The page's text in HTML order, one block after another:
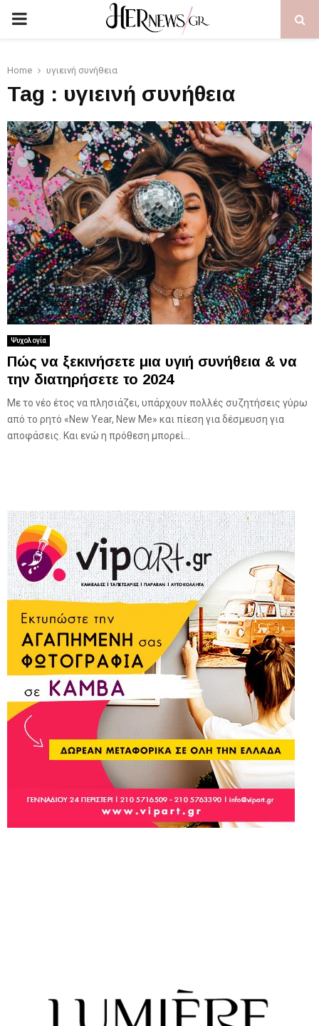
PRIMARY
Home υγιεινή συνήθεια
Tag : υγιεινή συνήθεια
Ψυχολογία
Πώς να ξεκινήσετε μια υγιή συνήθεια & να
την διατηρήσετε το 2024
Με το νέο έτος να πλησιάζει, υπάρχουν πολλές συζητήσεις γύρω
από το ρητό «New Year, New Me» και πίεση για δέσμευση για
αποφάσεις. Και ενώ η πρόθεση μπορεί...